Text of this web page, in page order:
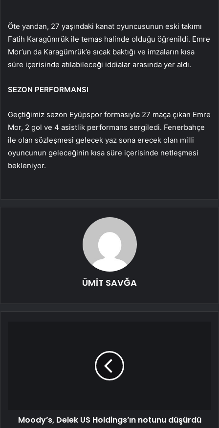
Öte yandan, 27 yaşındaki kanat oyuncusunun eski takımı
Fatih Karagümrük ile temas halinde olduğu öğrenildi. Emre
Mor’un da Karagümrük’e sıcak baktığı ve imzaların kısa
süre içerisinde atılabileceği iddialar arasında yer aldı.
SEZON PERFORMANSI
Geçtiğimiz sezon Eyüpspor formasıyla 27 maça çıkan Emre
Mor, 2 gol ve 4 asistlik performans sergiledi. Fenerbahçe
ile olan sözleşmesi gelecek yaz sona erecek olan milli
oyuncunun geleceğinin kısa süre içerisinde netleşmesi
bekleniyor.
ÜMİT SAVĞA
Moody’s, Delek US Holdings’ın notunu düşürdü